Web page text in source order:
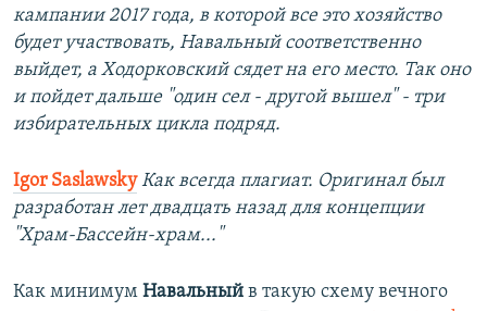
кампании 2017 года, в которой все это хозяйство
будет участвовать, Навальный соответственно
выйдет, а Ходорковский сядет на его место. Так оно
и пойдет дальше "один сел - другой вышел" - три
избирательных цикла подряд.
Igor Saslawsky Как всегда плагиат. Оригинал был
разработан лет двадцать назад для концепции
"Храм-Бассейн-храм..."
Как минимум Навальный в такую схему вечного